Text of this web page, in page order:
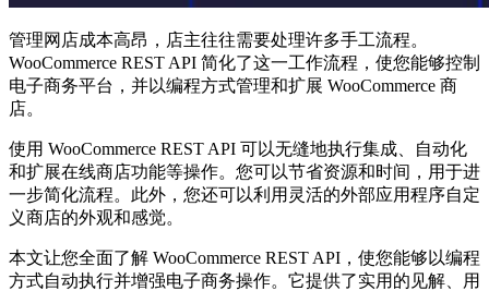
管理网店成本高昂，店主往往需要处理许多手工流程。
WooCommerce REST API 简化了这一工作流程，使您能够控制
电子商务平台，并以编程方式管理和扩展 WooCommerce 商
店。
使用 WooCommerce REST API 可以无缝地执行集成、自动化
和扩展在线商店功能等操作。您可以节省资源和时间，用于进
一步简化流程。此外，您还可以利用灵活的外部应用程序自定
义商店的外观和感觉。
本文让您全面了解 WooCommerce REST API，使您能够以编程
方式自动执行并增强电子商务操作。它提供了实用的见解、用